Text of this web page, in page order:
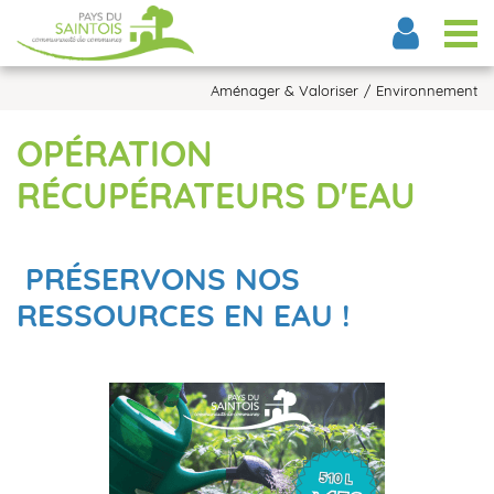
Aménager & Valoriser Environnement
OPÉRATION
RÉCUPÉRATEURS D'EAU
PRÉSERVONS NOS
RESSOURCES EN EAU !